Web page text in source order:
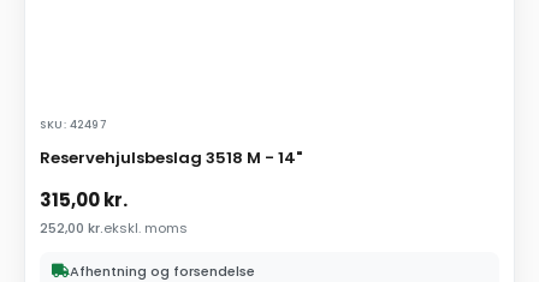
SKU: 42497
Reservehjulsbeslag 3518 M - 14"
315,00kr.
252,00 kr.ekskl. moms
Afhentning og forsendelse